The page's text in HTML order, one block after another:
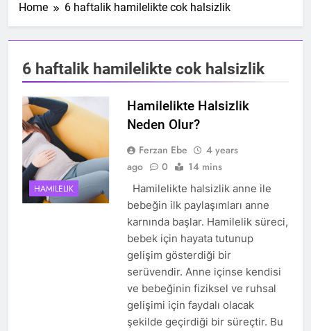
Home 6 haftalik hamilelikte cok halsizlik
6 haftalik hamilelikte cok halsizlik
HAMILELIK
Hamilelikte Halsizlik
Neden Olur?
Ferzan Ebe
4 years
ago
0 14 mins
Hamilelikte halsizlik anne ile
bebeğin ilk paylaşımları anne
karnında başlar. Hamilelik süreci,
bebek için hayata tutunup
gelişim gösterdiği bir
serüvendir. Anne içinse kendisi
ve bebeğinin fiziksel ve ruhsal
gelişimi için faydalı olacak
şekilde geçirdiği bir süreçtir. Bu